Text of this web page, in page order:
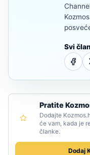
Svi
Pratite
Dodajte
će vam, kada je
članke.
Dodaj